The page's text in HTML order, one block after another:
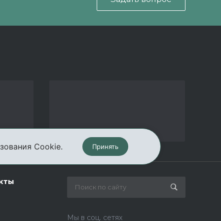
Мы в соц. сетях
Cookie. Принять